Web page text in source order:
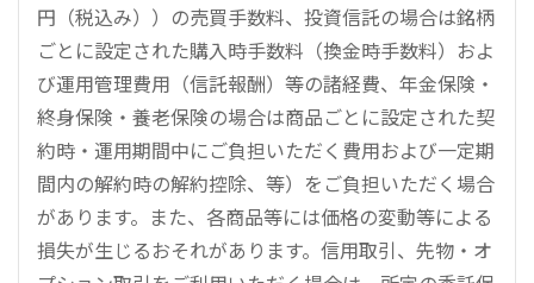
円（税込み））の売買手数料、投資信託の場合は銘柄
ごとに設定された購入時手数料（換金時手数料）およ
び運用管理費用（信託報酬）等の諸経費、年金保険・
終身保険・養老保険の場合は商品ごとに設定された契
約時・運用期間中にご負担いただく費用および一定期
間内の解約時の解約控除、等）をご負担いただく場合
があります。また、各商品等には価格の変動等による
損失が生じるおそれがあります。信用取引、先物・オ